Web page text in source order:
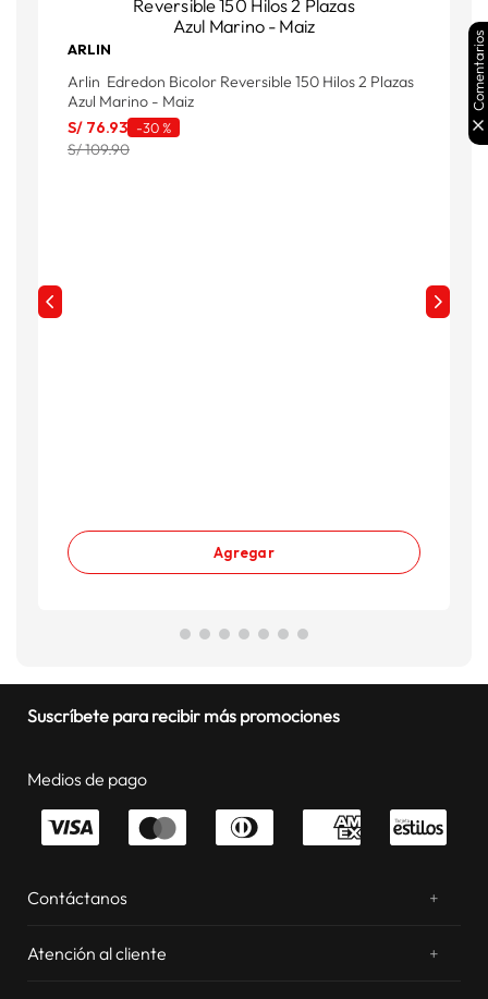
ARLIN
Arlin Edredon Bicolor Reversible 150 Hilos 2 Plazas
Azul Marino - Maiz
S/ 76.93 -30 %
S/ 109.90
Agregar
Suscríbete para recibir más promociones
Medios de pago
Contáctanos +
Atención al cliente
+
Comentarios